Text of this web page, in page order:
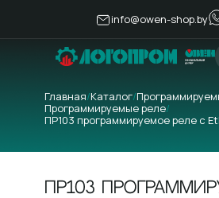
info@owen-shop.by
Главная/Каталог/
Программируемые реле/
ПР103 программируемое реле с
ПР103